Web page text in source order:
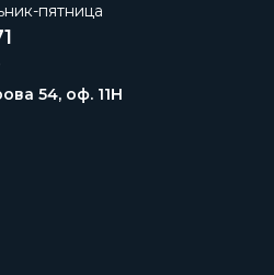
пятница
54, оф. 11H